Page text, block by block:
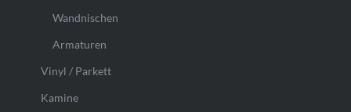
Wandnischen
Armaturen
Vinyl / Parkett
Kamine